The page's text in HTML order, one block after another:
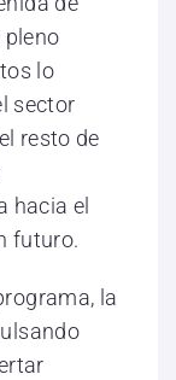
pleno
lo
sector
resto de
hacia el
futuro.
la